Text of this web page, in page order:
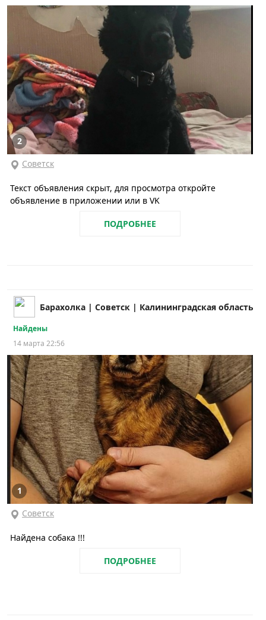
2
Советск
Текст объявления скрыт, для просмотра откройте
объявление в приложении или в VK
ПОДРОБНЕЕ
Барахолка | Советск | Калининградская область
Найдены
14 марта 22:56
1
Советск
Найдена собака !!!
ПОДРОБНЕЕ